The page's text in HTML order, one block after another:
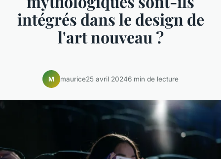
intégrés dans le design de
l'art nouveau ?
M maurice25 avril 20246 min de lecture